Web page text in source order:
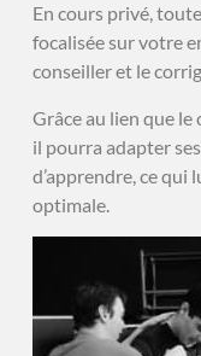
En cours privé,
focalisée sur votre
conseiller et le
Grâce au lien que
il pourra adapter
d’apprendre, ce qui
optimale.